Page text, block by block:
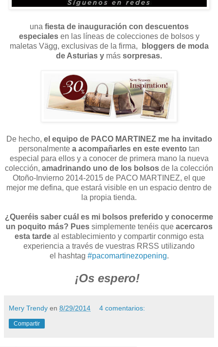
una fiesta de inauguración con descuentos
especialesen las líneas de colecciones de bolsos y
maletas Vägg, exclusivas de la firma,
bloggers de moda
de Asturias y más sorpresas.
De hecho, el equipo de PACO MARTINEZ me ha invitado
personalmente a acompañarles en este evento tan
especial para ellos y a conocer de primera mano la nueva
colección, amadrinando uno de los bolsos de la colección
Otoño-Invierno 2014-2015 de PACO MARTINEZ, el que
mejor me defina, que estará visible en un espacio dentro de
la propia tienda.
¿Queréis saber cuál es mi bolsos preferido y conocerme
un poquito más? Puessimplemente tenéis queacercaros
esta tardeal establecimiento y compartir conmigo esta
experiencia a través de vuestras RRSS utilizando
el hashtag #pacomartinezopening.
¡Os espero!
Mery Trendy en 8/29/2014 4 comentarios:
Compartir